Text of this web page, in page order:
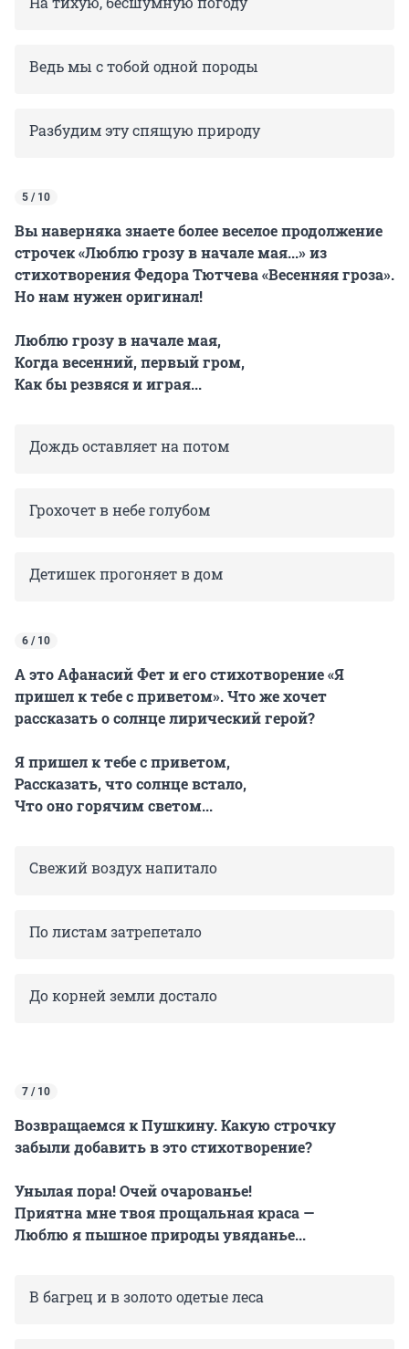
Ведь мы с тобой одной породы
Разбудим эту спящую природу
5 / 10
Вы наверняка знаете более веселое продолжение
строчек «Люблю грозу в начале мая...» из
стихотворения Федора Тютчева «Весенняя гроза».
Но нам нужен оригинал!
Люблю грозу в начале мая,
Когда весенний, первый гром,
Как бы резвяся и играя...
Дождь оставляет на потом
Грохочет в небе голубом
Детишек прогоняет в дом
6 / 10
А это Афанасий Фет и его стихотворение «Я
пришел к тебе с приветом». Что же хочет
рассказать о солнце лирический герой?
Я пришел к тебе с приветом,
Рассказать, что солнце встало,
Что оно горячим светом...
Свежий воздух напитало
По листам затрепетало
До корней земли достало
7 / 10
Возвращаемся к Пушкину. Какую строчку
забыли добавить в это стихотворение?
Унылая пора! Очей очарованье!
Приятна мне твоя прощальная краса —
Люблю я пышное природы увяданье...
В багрец и в золото одетые леса